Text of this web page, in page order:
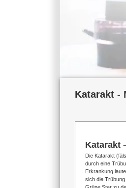
Katarakt -
Katarakt
Die Katarakt
durch eine
Erkrankung
sich die